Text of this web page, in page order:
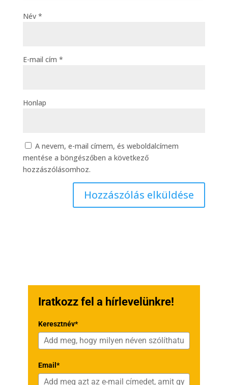
Név *
E-mail cím *
Honlap
A nevem, e-mail címem, és weboldalcímem
mentése a böngészőben a következő
hozzászólásomhoz.
Iratkozz fel a hírlevelünkre!
Keresztnév*
Email*